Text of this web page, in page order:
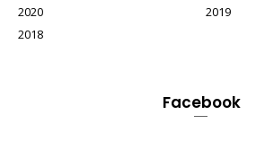
2020
2019
2018
Facebook